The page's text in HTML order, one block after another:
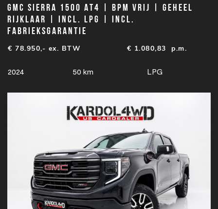
GMC SIERRA 1500 AT4 | BPM vrij | Geheel
rijklaar | Incl. LPG | Incl.
Fabrieksgarantie
€ 78.950,- ex. BTW € 1.080,83 p.m.
2024 50 km LPG